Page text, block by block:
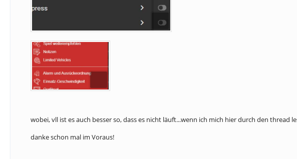
wobei, vll ist es auch besser so, dass es nicht läuft...wenn ich mich hier durch den thread
danke schon mal im Voraus!